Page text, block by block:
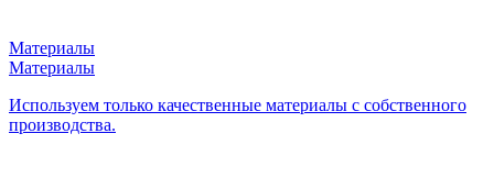
Материалы
Материалы
Используем только качественные материалы с собственного
производства.